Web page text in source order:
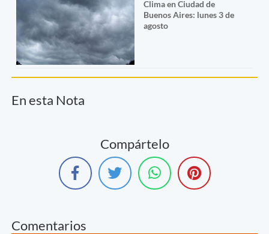
Clima en Ciudad de
Buenos Aires: lunes 3 de
agosto
En esta Nota
Compártelo
Comentarios